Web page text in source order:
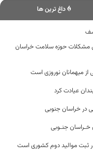
داغ ترین ها
مشکلات حوزه سلامت خراسان
از میهمانان نوروزی است
عیادت کرد
جنـوبی